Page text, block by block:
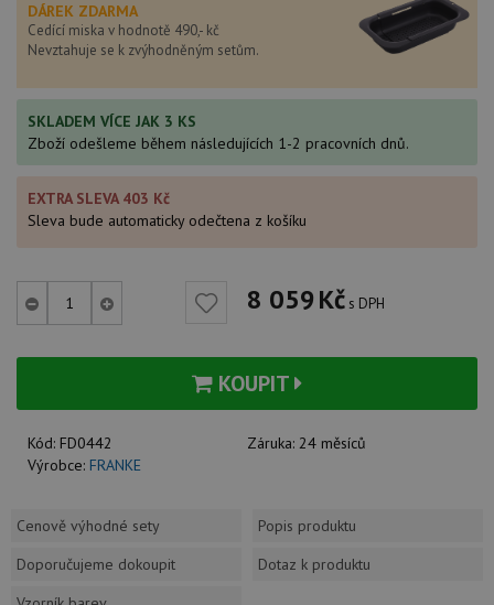
DÁREK ZDARMA
Cedící miska v hodnotě 490,- kč
Nevztahuje se k zvýhodněným setům.
SKLADEM VÍCE JAK 3 KS
Zboží odešleme během následujících 1-2 pracovních dnů.
EXTRA SLEVA 403 Kč
Sleva bude automaticky odečtena z košíku
8 059Kč s DPH
KOUPIT
Kód: FD0442 Záruka: 24 měsíců
Výrobce: FRANKE
Cenově výhodné sety
Popis produktu
Doporučujeme dokoupit
Dotaz k produktu